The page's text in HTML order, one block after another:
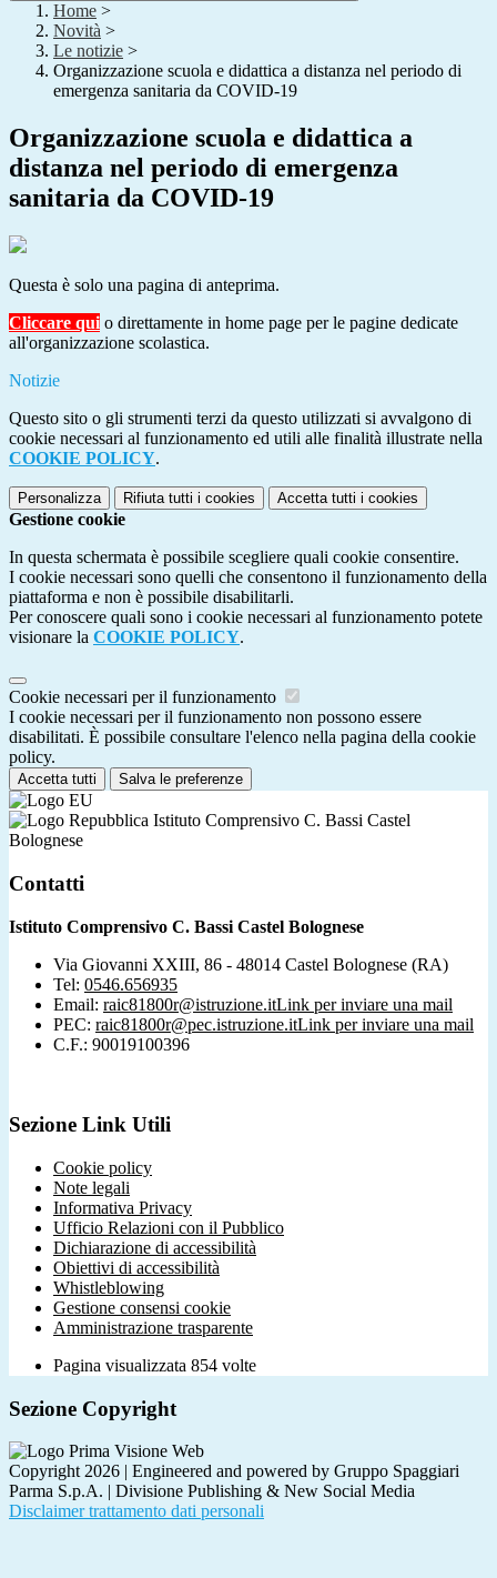
Home >
Novità >
Le notizie >
Organizzazione scuola e didattica a distanza nel periodo di
emergenza sanitaria da COVID-19
Organizzazione scuola e didattica a
distanza nel periodo di emergenza
sanitaria da COVID-19
Questa è solo una pagina di anteprima.
Cliccare qui o direttamente in home page per le pagine dedicate
all'organizzazione scolastica.
Notizie
Questo sito o gli strumenti terzi da questo utilizzati si avvalgono di
cookie necessari al funzionamento ed utili alle finalità illustrate nella
COOKIE POLICY.
Personalizza Rifiuta tutti i cookies Accetta tutti i cookies
Gestione cookie
In questa schermata è possibile scegliere quali cookie consentire.
I cookie necessari sono quelli che consentono il funzionamento della
piattaforma e non è possibile disabilitarli.
Per conoscere quali sono i cookie necessari al funzionamento potete
visionare la COOKIE POLICY.
Cookie necessari per il funzionamento
I cookie necessari per il funzionamento non possono essere
disabilitati. È possibile consultare l'elenco nella pagina della cookie
policy.
Accetta tutti Salva le preferenze
Istituto Comprensivo C. Bassi Castel
Bolognese
Contatti
Istituto Comprensivo C. Bassi Castel Bolognese
Via Giovanni XXIII, 86 - 48014 Castel Bolognese (RA)
Tel: 0546.656935
Email: raic81800r@istruzione.itLink per inviare una mail
PEC: raic81800r@pec.istruzione.itLink per inviare una mail
C.F.: 90019100396
Sezione Link Utili
Cookie policy
Note legali
Informativa Privacy
Ufficio Relazioni con il Pubblico
Dichiarazione di accessibilità
Obiettivi di accessibilità
Whistleblowing
Gestione consensi cookie
Amministrazione trasparente
Pagina visualizzata 854 volte
Sezione Copyright
Copyright 2026 | Engineered and powered by Gruppo Spaggiari
Parma S.p.A. | Divisione Publishing & New Social Media
Disclaimer trattamento dati personali